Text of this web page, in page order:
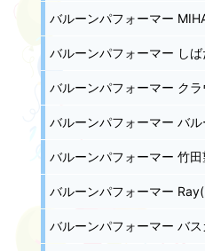
バルーンパフォーマー
バルーンパフォーマー し
バルーンパフォーマー ク
バルーンパフォーマー バ
バルーンパフォーマー 竹
バルーンパフォーマー
バルーンパフォーマー バ